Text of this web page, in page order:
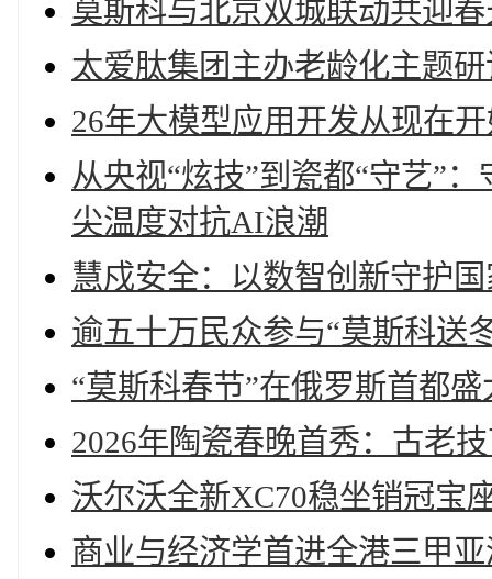
莫斯科与北京双城联动共迎
太爱肽集团主办老龄化主题
26年大模型应用开发从现在
从央视“炫技”到瓷都“守艺”
尖温度对抗AI浪潮
慧戍安全：以数智创新守护
逾五十万民众参与“莫斯科送
“莫斯科春节”在俄罗斯首都盛
2026年陶瓷春晚首秀：古老
沃尔沃全新XC70稳坐销冠宝
商业与经济学首进全港三甲